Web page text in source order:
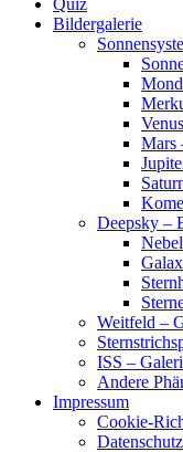
Bildergalerie
Mars
Deepsky –
Weitfeld –
ISS –
Andere
Impressum
Cookie-
Datenschutz